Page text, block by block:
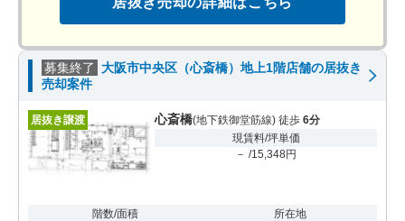
募集終了
大阪市中央区（心斎橋）地上1階店舗の居抜き
売却案件
居抜き譲渡 心斎橋(地下鉄御堂筋線) 徒歩 6分
現賃料/坪単価
－ /15,348円
階数/面積
所在地